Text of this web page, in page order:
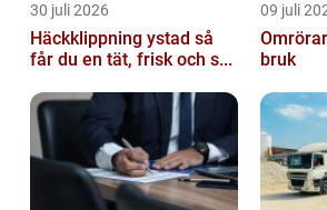
30 juli 2026
Häckklippning ystad så
får du en tät, frisk och s...
09 juli
bruk